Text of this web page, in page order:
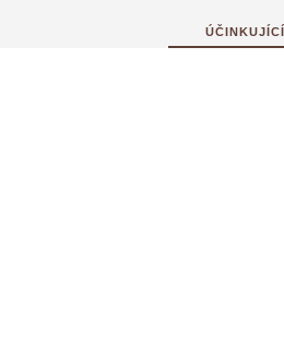
ÚČINKUJÍCÍ